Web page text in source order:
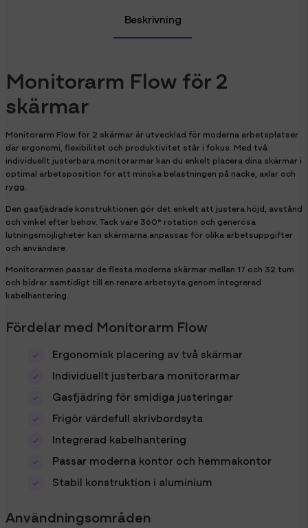
Beskrivning
Monitorarm Flow för 2
skärmar
Monitorarm Flow för 2 skärmar är utvecklad för moderna arbetsplatser
där ergonomi, flexibilitet och produktivitet står i fokus. Med två
individuellt justerbara monitorarmar kan du enkelt placera dina skärmar i
optimal arbetsposition för att minska belastningen på nacke, axlar och
rygg.
Den gasfjädrade konstruktionen gör det enkelt att justera höjd, avstånd
och vinkel efter behov. Tack vare 360° rotation och generösa
lutningsmöjligheter kan skärmarna anpassas för olika arbetsuppgifter
och användare.
Monitorarmen passar de flesta moderna skärmar mellan 17 och 32 tum
och bidrar samtidigt till en renare arbetsyta genom integrerad
kabelhantering.
Fördelar med Monitorarm Flow
Ergonomisk placering av två skärmar
Individuellt justerbara monitorarmar
Gasfjädring för smidiga justeringar
Frigör värdefull skrivbordsyta
Integrerad kabelhantering
Passar moderna kontor och hemmakontor
Stabil konstruktion i aluminium
Användningsområden